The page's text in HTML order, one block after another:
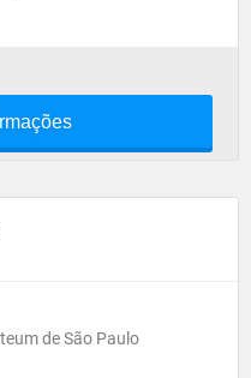
de São Paulo